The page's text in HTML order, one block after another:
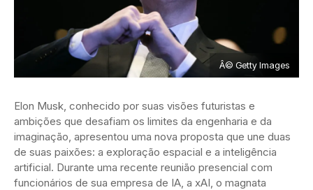
Â© Getty Images
Elon Musk, conhecido por suas visões futuristas e
ambições que desafiam os limites da engenharia e da
imaginação, apresentou uma nova proposta que une duas
de suas paixões: a exploração espacial e a inteligência
artificial. Durante uma recente reunião presencial com
funcionários de sua empresa de IA, a xAI, o magnata